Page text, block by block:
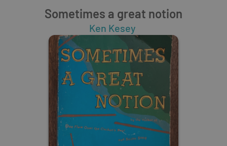
Sometimes a great notion
Ken Kesey